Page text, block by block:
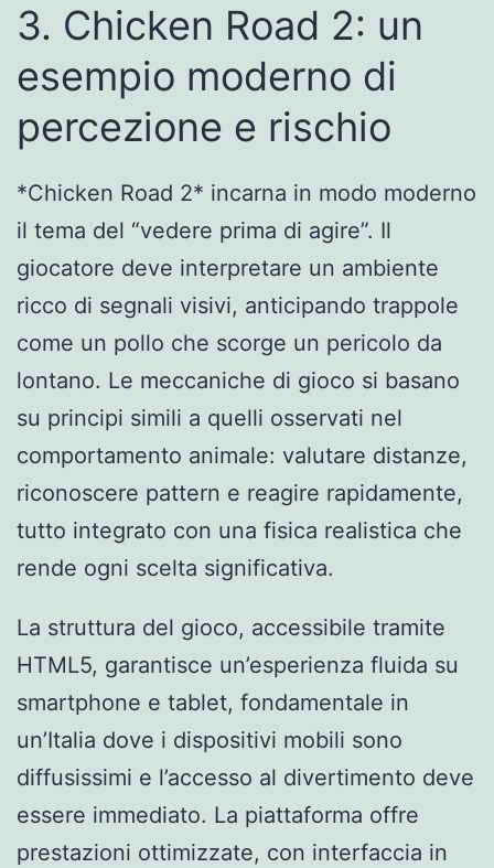
3. Chicken Road 2: un
esempio moderno di
percezione e rischio
*Chicken Road 2* incarna in modo moderno
il tema del “vedere prima di agire”. Il
giocatore deve interpretare un ambiente
ricco di segnali visivi, anticipando trappole
come un pollo che scorge un pericolo da
lontano. Le meccaniche di gioco si basano
su principi simili a quelli osservati nel
comportamento animale: valutare distanze,
riconoscere pattern e reagire rapidamente,
tutto integrato con una fisica realistica che
rende ogni scelta significativa.
La struttura del gioco, accessibile tramite
HTML5, garantisce un’esperienza fluida su
smartphone e tablet, fondamentale in
un’Italia dove i dispositivi mobili sono
diffusissimi e l’accesso al divertimento deve
essere immediato. La piattaforma offre
prestazioni ottimizzate, con interfaccia in